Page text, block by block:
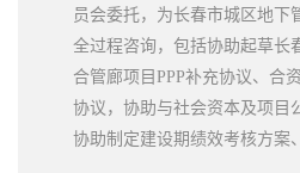
员会委托，为长春市城区地下
全过程咨询，包括协助起草长
合管廊项目PPP补充协议、合
协议，协助与社会资本及项目
协助制定建设期绩效考核方案